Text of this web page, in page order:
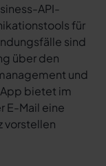
API-
für
sind
über den
und
bietet im
E-Mail eine
vorstellen